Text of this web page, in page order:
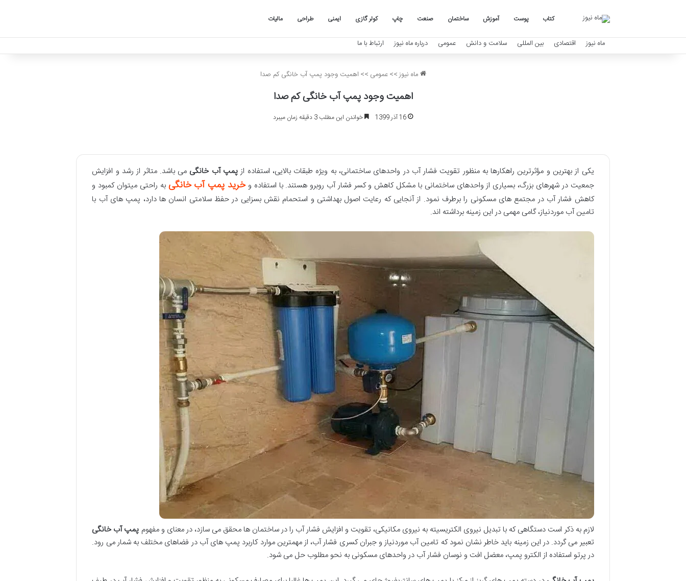
کتاب پوست آموزش ساختمان صنعت چاپ کولر گازی ایمنی طراحی مالیات
ماه نیوز اقتصادی بین المللی سلامت و دانش عمومی درباره ماه نیوز ارتباط با ما
ماه نیوز>> عمومی >> اهمیت وجود پمپ آب خانگی کم صدا
اهمیت وجود پمپ آب خانگی کم صدا
16 آذر 1399 خواندن این مطلب 3 دقیقه زمان میبرد
یکی از بهترین و مؤثرترین راهکارها به منظور تقویت فشار آب در واحدهای ساختمانی، به ویژه طبقات بالایی، استفاده ازپمپ آب خانگی می باشد. متاثر از رشد و افزایش
جمعیت در شهرهای بزرگ، بسیاری از واحدهای ساختمانی با مشکل کاهش و کسر فشار آب روبرو هستند. با استفاده وخرید پمپ آب خانگی به راحتی میتوان کمبود و
کاهش فشار آب در مجتمع های مسکونی را برطرف نمود. از آنجایی که رعایت اصول بهداشتی و استحمام نقش بسزایی در حفظ سلامتی انسان ها دارد، پمپ های آب با
تامین آب موردنیاز، گامی مهمی در این زمینه برداشته اند.
لازم به ذکر است دستگاهی که با تبدیل نیروی الکتریسیته به نیروی مکانیکی، تقویت و افزایش فشار آب را در ساختمان ها محقق می سازد، در معنای و مفهوم پمپ آب خانگی
تعبیر می گردد. در این زمینه باید خاطر نشان نمود که تامین آب موردنیاز و جبران کسری فشار آب، از مهمترین موارد کاربرد پمپ های آب در فضاهای مختلف به شمار می رود.
در پرتو استفاده از الکترو پمپ، معضل افت و نوسان فشار آب در واحدهای مسکونی به نحو مطلوب حل می شود.